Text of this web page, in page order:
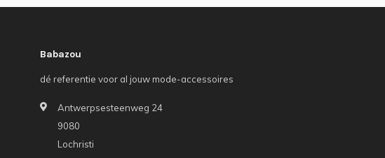
Babazou
dé referentie voor al jouw mode-accessoires
Antwerpsesteenweg 24
9080
Lochristi